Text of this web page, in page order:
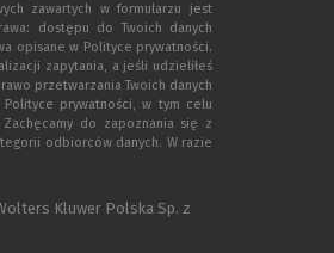
zawartych w formularzu jest
dostępu do Twoich danych
opisane w Polityce prywatności.
zapytania, a jeśli udzieliłeś
przetwarzania Twoich danych
prywatności, w tym celu
do zapoznania się z
odbiorców danych. W razie
Kluwer Polska Sp. z